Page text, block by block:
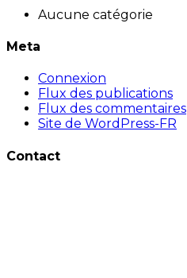
Aucune catégorie
Meta
Connexion
Flux des publications
Flux des commentaires
Site de WordPress-FR
Contact